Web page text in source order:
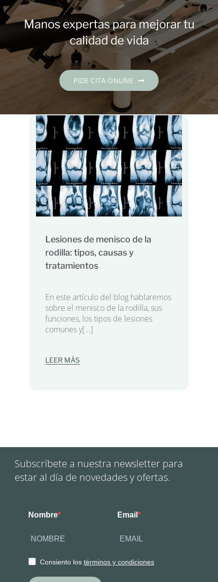
Contacto
Español
Manos expertas para mejorar tu
calidad de vida
PIDE CITA ONLINE
Lesiones de menisco de la
rodilla: tipos, causas y
tratamientos
En este artículo del blog hablaremos
sobre el menisco de la rodilla, sus
funciones, los tipos de lesiones
comunes y[...]
LEER MÁS
Subscríbete a nuestra newsletter para
estar al día de novedades y ofertas.
Nombre Email
Consiento los términos y condiciones